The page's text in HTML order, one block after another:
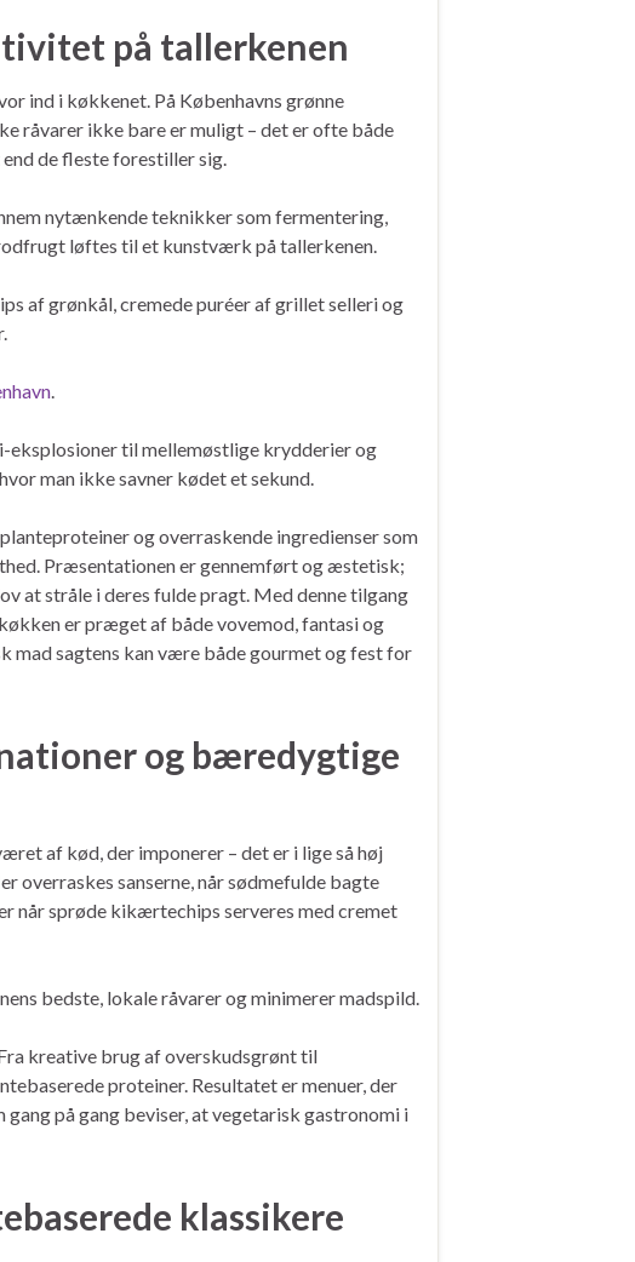
på tallerkenen
ind i køkkenet. På Københavns grønne
råvarer ikke bare er muligt – det er ofte både
de fleste forestiller sig.
nytænkende teknikker som fermentering,
løftes til et kunstværk på tallerkenen.
af grønkål, cremede puréer af grillet selleri og
.
eksplosioner til mellemøstlige krydderier og
man ikke savner kødet et sekund.
og overraskende ingredienser som
Præsentationen er gennemført og æstetisk;
at stråle i deres fulde pragt. Med denne tilgang
er præget af både vovemod, fantasi og
mad sagtens kan være både gourmet og fest for
og bæredygtige
af kød, der imponerer – det er i lige så høj
overraskes sanserne, når sødmefulde bagte
når sprøde kikærtechips serveres med cremet
bedste, lokale råvarer og minimerer madspild.
kreative brug af overskudsgrønt til
proteiner. Resultatet er menuer, der
på gang beviser, at vegetarisk gastronomi i
klassikere